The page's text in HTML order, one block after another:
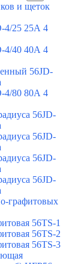
и щеток
4/25 25А 4
4/40 40А 4
56JD-
4/80 80А 4
56JD-
56JD-
56JD-
56JD-
графитовых
56TS-1
56TS-2
56TS-3